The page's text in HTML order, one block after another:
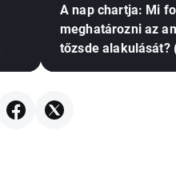
A nap chartja: Mi
meghatározni az
tőzsde alakulását?